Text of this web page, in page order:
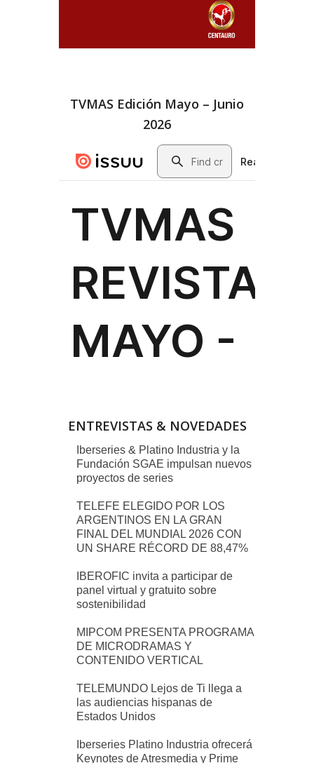
TVMAS Edición Mayo – Junio
2026
ENTREVISTAS & NOVEDADES
Iberseries & Platino Industria y la
Fundación SGAE impulsan nuevos
proyectos de series
TELEFE ELEGIDO POR LOS
ARGENTINOS EN LA GRAN
FINAL DEL MUNDIAL 2026 CON
UN SHARE RÉCORD DE 88,47%
IBEROFIC invita a participar de
panel virtual y gratuito sobre
sostenibilidad
MIPCOM PRESENTA PROGRAMA
DE MICRODRAMAS Y
CONTENIDO VERTICAL
TELEMUNDO Lejos de Ti llega a
las audiencias hispanas de
Estados Unidos
Iberseries Platino Industria ofrecerá
Keynotes de Atresmedia y Prime